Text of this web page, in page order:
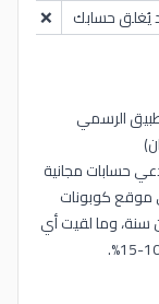
يُغلق حسابك ❌ خطر
حسابات مجانية
موقع كوبونات
وما لقيت أي